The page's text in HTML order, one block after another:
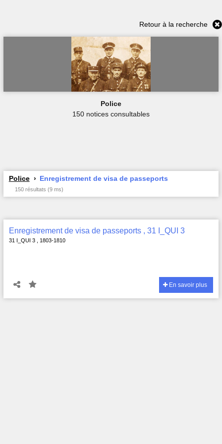
Retour à la recherche
Police
150 notices consultables
Police Enregistrement de visa de passeports
150 résultats (9 ms)
Enregistrement de visa de passeports , 31 I_QUI 3
31 I_QUI 3 , 1803-1810
En savoir plus